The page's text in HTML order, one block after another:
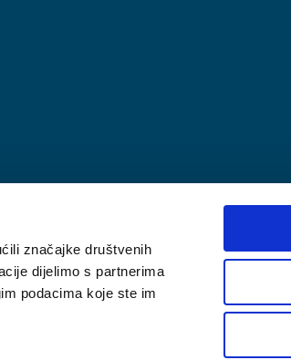
značajke društvenih
dijelimo s partnerima
podacima koje ste im